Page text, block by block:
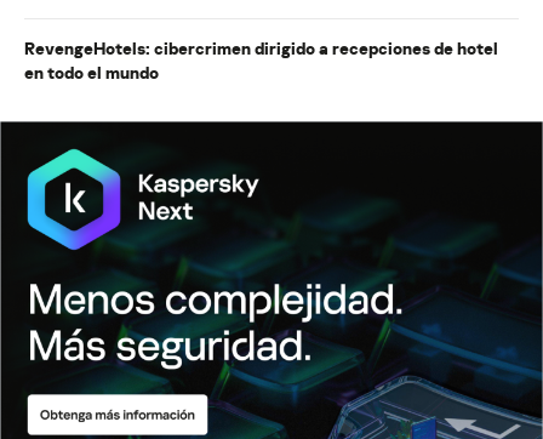
RevengeHotels: cibercrimen dirigido a recepciones de hotel
en todo el mundo